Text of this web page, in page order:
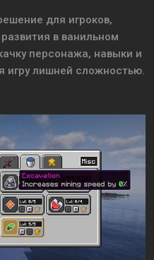
для игроков,
в ванильном
персонажа, навыки и
игру лишней сложностью.